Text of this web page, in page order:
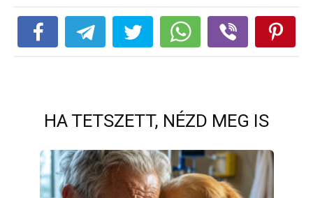
HA TETSZETT, NÉZD MEG IS